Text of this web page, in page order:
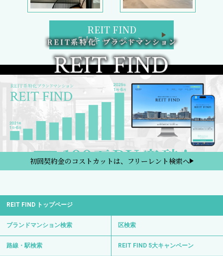
REIT FIND
5大キャンペーン
初回契約金のコストカットは、フリーレント検索へ
REIT FIND トップページ
ブランドマンション検索 区検索
路線・駅検索 REIT FIND 5大キャンペーン